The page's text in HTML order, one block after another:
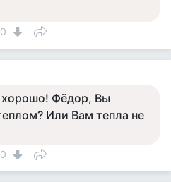
0
Фёдор, Вы
Или Вам тепла не
0